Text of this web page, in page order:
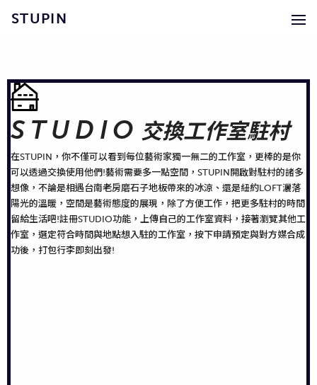
STUPIN
STUDIO 交換工作室駐村
在STUPIN，你不僅可以看到每位藝術家獨一無二的工作室，更棒的是你
可以透過交換使用他們!藝術需要多一點空間，STUPIN開啟對駐村的諸多
想像，不論是相遇台南老房磨石子地板帶來的冰涼、還是紐約LOFT灑落
陽光的溫暖，空間是藝術態度的展現，除了方便工作，把更多駐村的時間
留給生活吧!註冊STUDIO功能，上傳自己的工作室資料，接著瀏覽其他工
作室，選定符合時間與地點想入駐的工作室，按下申請預定與對方媒合成
功後，打包行李即刻出發!